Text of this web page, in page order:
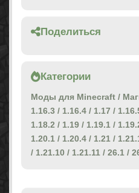
Поделиться
Категории
Моды для Minecraft /
1.16.3 / 1.16.4 / 1.17 /
1.18.2 / 1.19 / 1.19.1 /
1.20.1 / 1.20.4 / 1.21 /
/ 1.21.10 / 1.21.11 / 26.1 /